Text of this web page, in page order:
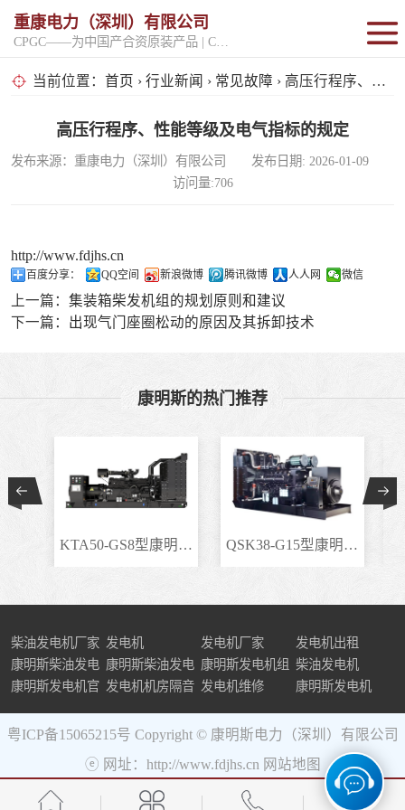
重康电力（深圳）有限公司
当前位置： 首页 › 行业新闻 › 常见故障 › 高压行程序、性能等级及电气指标的规定
高压行程序、性能等级及电气指标的规定
发布来源：重康电力（深圳）有限公司 发布日期: 2026-01-09
访问量:706
http://www.fdjhs.cn
百度分享： QQ空间 新浪微博 腾讯微博 人人网 微信
上一篇： 集装箱柴发机组的规划原则和建议
下一篇： 出现气门座圈松动的原因及其拆卸技术
康明斯的热门推荐
KTA50-GS8型康明斯柴.. QSK38-G15型康明斯柴..
柴油发电机厂家 发电机 发电机厂家
发电机出租
康明斯柴油发电
机组
康明斯柴油发电
机
康明斯发电机组 柴油发电机
康明斯发电机官 发电机机房隔音 发电机维修 康明斯发电机
粤ICP备15065215号 Copyright © 康明斯电力（深圳）有限公司
ⓔ 网址：http://www.fdjhs.cn 网站地图
固定开架式
超静音型
移动电站